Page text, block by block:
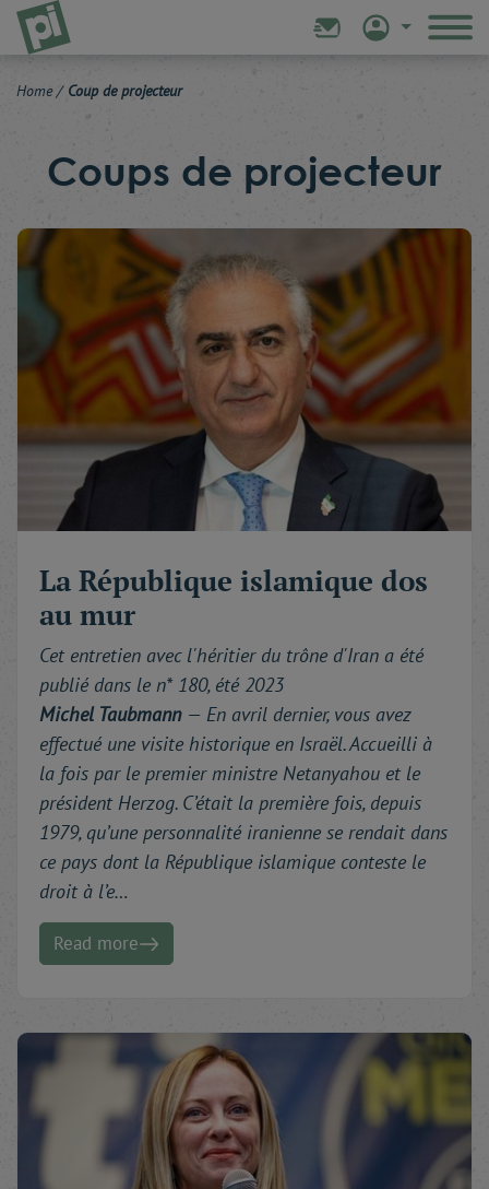
Home / Coup de projecteur
Coups de projecteur
La République islamique dos
au mur
Cet entretien avec l'héritier du trône d'Iran a été
publié dans le n* 180, été 2023
Michel Taubmann— En avril dernier, vous avez
effectué une visite historique en Israël. Accueilli à
la fois par le premier ministre Netanyahou et le
président Herzog. C’était la première fois, depuis
1979, qu’une personnalité iranienne se rendait dans
ce pays dont la République islamique conteste le
droit à l’e…
Read more